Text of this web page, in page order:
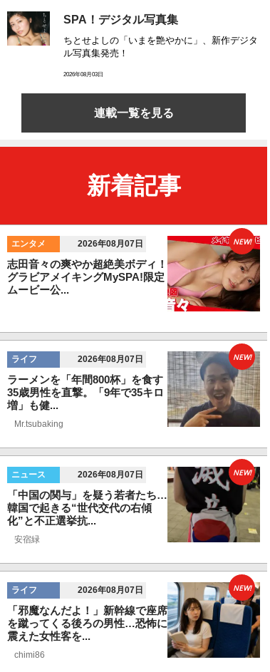
SPA！デジタル写真集
ちとせよしの「いまを艶やかに」、新作デジタ
ル写真集発売！
2026年08月03日
連載一覧を見る
新着記事
エンタメ 2026年08月07日
志田音々の爽やか超絶美ボディ！
グラビアメイキングMySPA!限定
ムービー公...
NEW!
ライフ 2026年08月07日
ラーメンを「年間800杯」を食す
35歳男性を直撃。「9年で35キロ
増」も健...
Mr.tsubaking
NEW!
ニュース 2026年08月07日
「中国の関与」を疑う若者たち…
韓国で起きる“世代交代の右傾
化”と不正選挙抗...
安宿緑
NEW!
ライフ 2026年08月07日
「邪魔なんだよ！」新幹線で座席
を蹴ってくる後ろの男性…恐怖に
震えた女性客を...
chimi86
NEW!